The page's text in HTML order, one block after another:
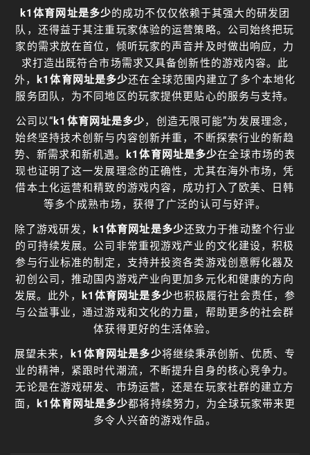
k1体育网址是多少的成功不仅仅依赖于其强大的研发团
队，还得益于其注重玩家体验的运营策略。公司始终把玩
家的需求放在首位，倾听玩家的声音并及时做出响应，力
求打造出既符合市场需求又具备创新性的游戏内容。此
外，
k1体育网址是多少还在全球范围内建立了多个本地化
服务团队，为不同地区的玩家提供更贴心的服务与支持。
公司以“ k1体育网址是多少，创造无限可能”为发展理念，
始终坚持技术创新与内容创新并重，不断探索行业的新趋
势、新需求和新机遇。
k1体育网址是多少在全球市场的表
现也证明了这一发展理念的正确性，尤其在海外市场，凭
借本土化运营和精致的游戏内容，成功打入了欧美、日韩
等多个成熟市场，获得了广泛的认可与好评。
除了游戏研发，
k1体育网址是多少还致力于推动整个行业
的可持续发展。公司非常重视游戏产业的文化建设，积极
参与行业标准的制定，支持并投资各类游戏创意孵化器及
初创公司，推动国内游戏产业向更加多元化和健康的方向
发展。此外，
k1体育网址是多少也积极履行社会责任，参
与公益事业，通过游戏和文化的力量，帮助更多的社会群
体获得更好的生活体验。
展望未来，
k1体育网址是多少将继续秉承创新、优质、专
业的精神，紧跟时代潮流，不断提升自身的核心竞争力。
无论是在游戏研发、市场运营，还是在玩家社群的建立方
面，
k1体育网址是多少都将持续努力，为全球玩家带来更
多令人兴奋的游戏作品。